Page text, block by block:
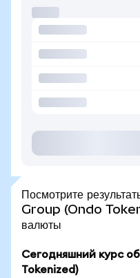
Посмотрите
Group (Ondo
валюты
Сегодняшний курс
Tokenized)